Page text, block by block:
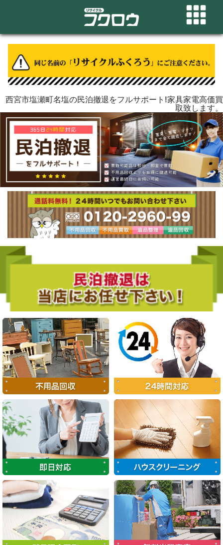
西宮市塩瀬町名塩の民泊撤退をフルサポート!家具家電高価買
取致します。